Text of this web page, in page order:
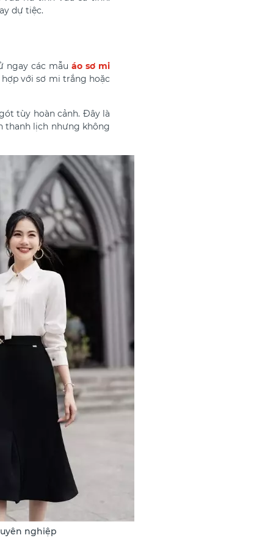
dự tiệc.
ngay các mẫuáo sơ mi
với sơ mi trắng hoặc
tùy hoàn cảnh. Đây là
thanh lịch nhưng không
nghiệp